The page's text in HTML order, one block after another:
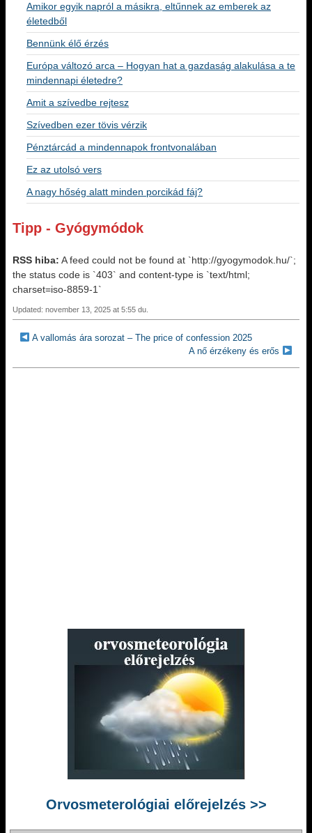
Amikor egyik napról a másikra, eltűnnek az emberek az
életedből
Bennünk élő érzés
Európa változó arca – Hogyan hat a gazdaság alakulása a te
mindennapi életedre?
Amit a szívedbe rejtesz
Szívedben ezer tövis vérzik
Pénztárcád a mindennapok frontvonalában
Ez az utolsó vers
A nagy hőség alatt minden porcikád fáj?
Tipp - Gyógymódok
RSS hiba: A feed could not be found at `http://gyogymodok.hu/`;
the status code is `403` and content-type is `text/html;
charset=iso-8859-1`
Updated: november 13, 2025 at 5:55 du.
A vallomás ára sorozat – The price of confession 2025
A nő érzékeny és erős
Orvosmeterológiai előrejelzés >>